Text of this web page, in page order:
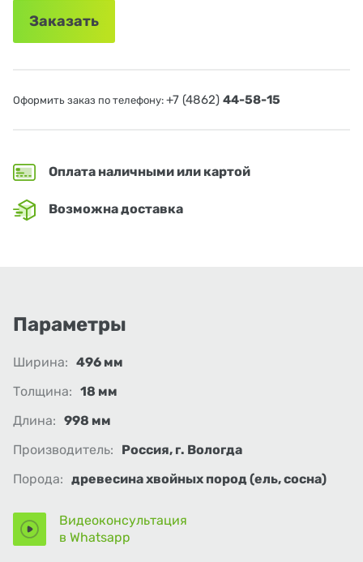
Заказать
Оформить заказ по телефону: +7 (4862) 44-58-15
Оплата наличными или картой
Возможна доставка
Параметры
Ширина: 496 мм
Толщина: 18 мм
Длина: 998 мм
Производитель:
Россия, г. Вологда
Порода: древесина хвойных пород (ель, сосна)
Видеоконсультация
в Whatsapp